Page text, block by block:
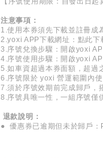
注意事項：
1.使用本券須先下載並註冊成
2.yoxi APP下載網址： 點此下
3.序號兌換步驟：開啟yoxi
4.序號使用步驟：開啟yoxi
5.如車資超過本券面額，超過
6.序號限於 yoxi 營運範圍內
7.須於序號效期前完成歸戶，
8.序號具唯一性，一組序號僅
退款說明：
● 優惠券已逾期但未於歸戶：